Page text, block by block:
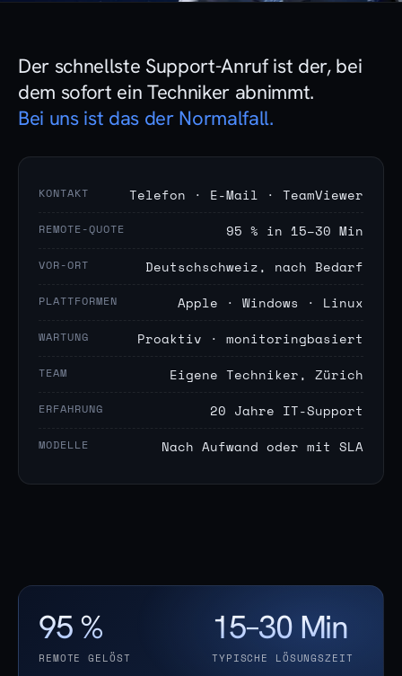
Der schnellste Support-Anruf ist der, bei
dem sofort ein Techniker abnimmt.
Bei uns ist das der Normalfall.
KONTAKT Telefon · E-Mail · TeamViewer
REMOTE-QUOTE 95 % in 15–30 Min
VOR-ORT Deutschschweiz, nach Bedarf
PLATTFORMEN Apple · Windows · Linux
WARTUNG Proaktiv · monitoringbasiert
TEAM Eigene Techniker, Zürich
ERFAHRUNG 20 Jahre IT-Support
MODELLE Nach Aufwand oder mit SLA
95 %
REMOTE GELÖST
15–30 Min
TYPISCHE LÖSUNGSZEIT